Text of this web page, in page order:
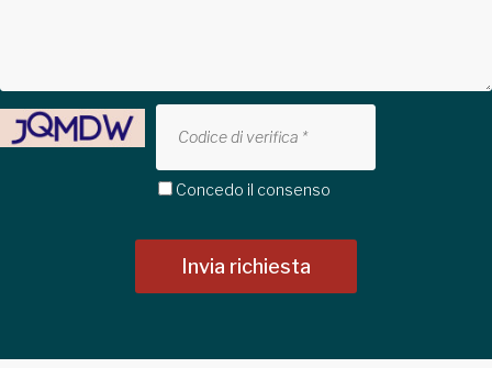
Concedo il consenso
Invia richiesta